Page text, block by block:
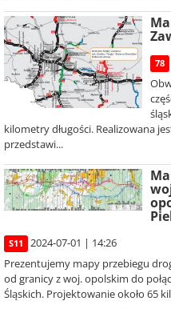
78
kilometry długości. Realizowana
przedstawi...
S11
2024-07-01 | 14:26
Prezentujemy mapy przebiegu
od granicy z woj. opolskim do
Śląskich. Projektowanie około 65